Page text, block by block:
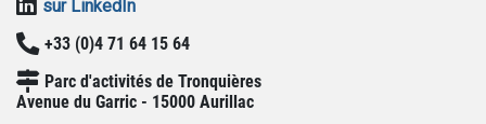
sur LinkedIn
+33 (0)4 71 64 15 64
Parc d'activités de Tronquières
Avenue du Garric - 15000 Aurillac